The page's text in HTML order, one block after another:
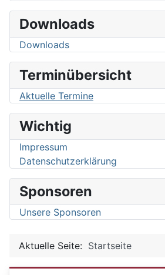
Downloads
Downloads
Terminübersicht
Aktuelle Termine
Wichtig
Impressum
Datenschutzerklärung
Sponsoren
Unsere Sponsoren
Aktuelle Seite: Startseite